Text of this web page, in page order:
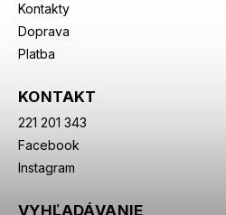
Kontakty
Doprava
Platba
KONTAKT
221 201 343
Facebook
Instagram
VYHĽADÁVANIE